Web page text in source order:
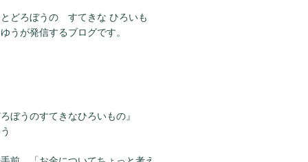
どろぼうの すてきな ひろいも
うが発信するブログです。
ぼうのすてきなひろいもの』